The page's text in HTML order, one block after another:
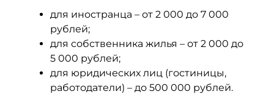
для иностранца – от 2 000 до 7 000
рублей;
для собственника жилья – от 2 000 до
5 000 рублей;
для юридических лиц (гостиницы,
работодатели) – до 500 000 рублей.